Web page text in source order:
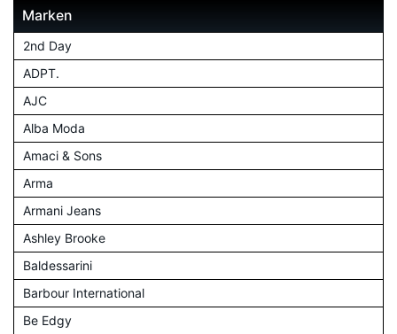
Marken
2nd Day
ADPT.
AJC
Alba Moda
Amaci & Sons
Arma
Armani Jeans
Ashley Brooke
Baldessarini
Barbour International
Be Edgy